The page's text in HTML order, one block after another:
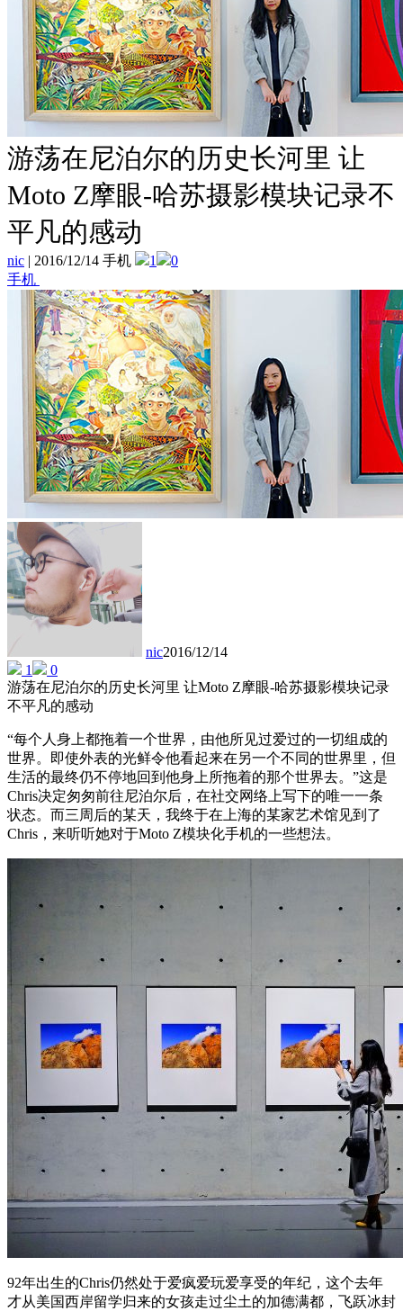
游荡在尼泊尔的历史长河里 让
Moto Z摩眼-哈苏摄影模块记录不
平凡的感动
nic | 2016/12/14 手机 1
0
手机
nic2016/12/14
1
0
游荡在尼泊尔的历史长河里 让Moto Z摩眼-哈苏摄影模块记录
不平凡的感动
“每个人身上都拖着一个世界，由他所见过爱过的一切组成的
世界。即使外表的光鲜令他看起来在另一个不同的世界里，但
生活的最终仍不停地回到他身上所拖着的那个世界去。”这是
Chris决定匆匆前往尼泊尔后，在社交网络上写下的唯一一条
状态。而三周后的某天，我终于在上海的某家艺术馆见到了
Chris，来听听她对于Moto Z模块化手机的一些想法。
92年出生的Chris仍然处于爱疯爱玩爱享受的年纪，这个去年
才从美国西岸留学归来的女孩走过尘土的加德满都，飞跃冰封